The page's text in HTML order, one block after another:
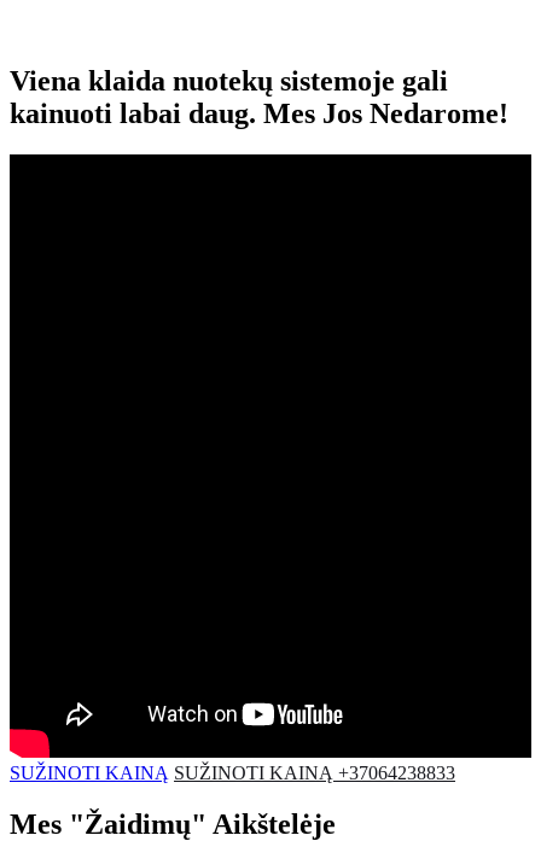
Viena klaida nuotekų sistemoje gali
kainuoti labai daug. Mes Jos Nedarome!
SUŽINOTI KAINĄ SUŽINOTI KAINĄ +37064238833
Mes "Žaidimų" Aikštelėje